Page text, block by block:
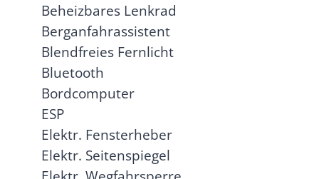
Beheizbares Lenkrad
Berganfahrassistent
Blendfreies Fernlicht
Bluetooth
Bordcomputer
ESP
Elektr. Fensterheber
Elektr. Seitenspiegel